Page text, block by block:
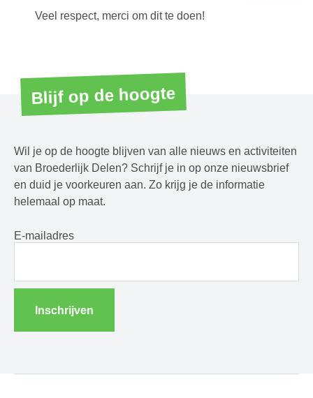
Veel respect, merci om dit te doen!
Blijf op de hoogte
Wil je op de hoogte blijven van alle nieuws en activiteiten
van Broederlijk Delen? Schrijf je in op onze nieuwsbrief
en duid je voorkeuren aan. Zo krijg je de informatie
helemaal op maat.
E-mailadres
Inschrijven